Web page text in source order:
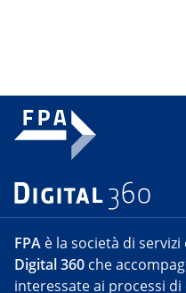
FPA è la società di
Digital 360 che
interessate ai processi